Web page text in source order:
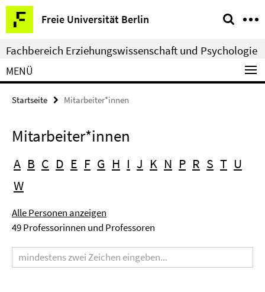
Springe
direkt
zu
Inhalt
Freie Universität Berlin
Service-
Navigation
Fachbereich Erziehungswissenschaft und Psychologie
MENÜ
Startseite Mitarbeiter*innen
Mitarbeiter*innen
A B C D E F G H I J K N P R S T U
W
Alle Personen anzeigen
49 Professorinnen und Professoren